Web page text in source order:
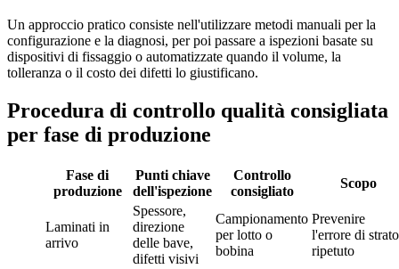
Un approccio pratico consiste nell'utilizzare metodi manuali per la
configurazione e la diagnosi, per poi passare a ispezioni basate su
dispositivi di fissaggio o automatizzate quando il volume, la
tolleranza o il costo dei difetti lo giustificano.
Procedura di controllo qualità consigliata
per fase di produzione
Fase di
produzione
Punti chiave
dell'ispezione
Controllo
consigliato
Scopo
Laminati in
arrivo
Spessore,
direzione
delle bave,
difetti visivi
Campionamento
per lotto o
bobina
Prevenire
l'errore di strato
ripetuto